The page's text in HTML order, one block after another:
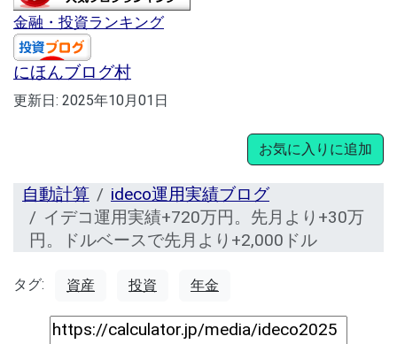
金融・投資ランキング
にほんブログ村
更新日: 2025年10月01日
お気に入りに追加
自動計算
ideco運用実績ブログ
イデコ運用実績+720万円。先月より+30万
円。ドルベースで先月より+2,000ドル
タグ: 資産 投資 年金